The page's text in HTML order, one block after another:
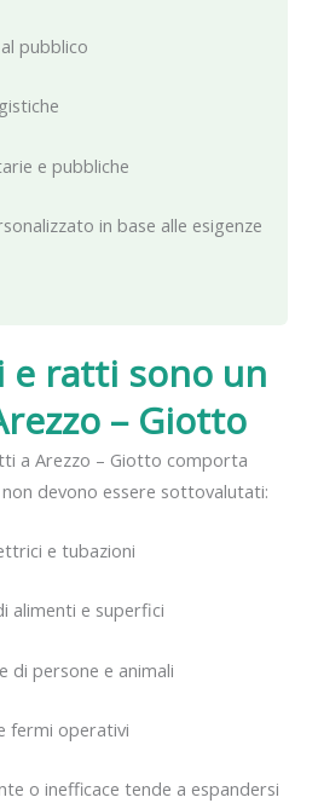
e ratti sono un
– Giotto
a Arezzo – Giotto comporta
devono essere sottovalutati:
e tubazioni
alimenti e superfici
di persone e animali
fermi operativi
o inefficace tende a espandersi
pubblico
e pubbliche
in base alle esigenze